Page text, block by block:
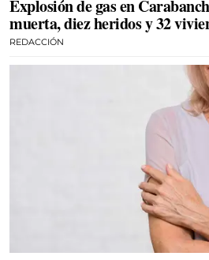
Explosión de gas en
muerta, diez heridos y 32
REDACCIÓN